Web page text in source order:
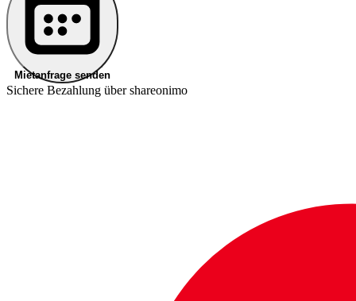
Mietanfrage senden
Sichere Bezahlung über shareonimo